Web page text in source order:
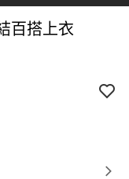
百搭上衣